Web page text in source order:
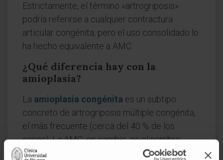
Estrictamente, el término «artrogriposis»
podría referirse a cualquier contractura
articular congénita, pero el uso consolidado lo
ha hecho equivalente a AMC.
¿Qué diferencia hay con la
amioplasia?
La amioplasia congénita es un subtipo
concreto de artrogriposis múltiple congénita,
el más frecuente (cerca del 40 % de los
casos). La AMC, en cambio, es el nombre
general que engloba todos los subtipos,